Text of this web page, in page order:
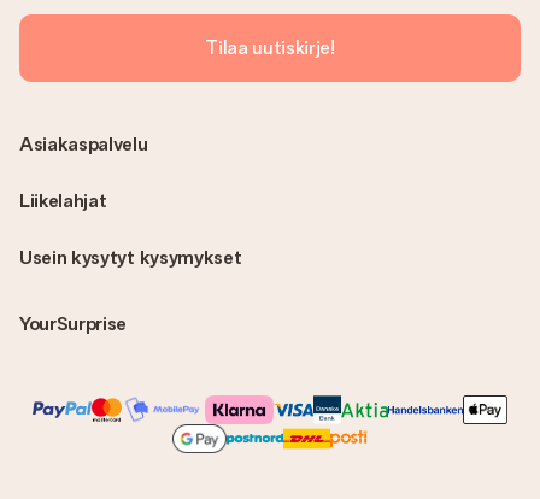
Tilaa uutiskirje!
Usein kysytyt kysymykset
YourSurprise
Asiakaspalvelu
Liikelahjat